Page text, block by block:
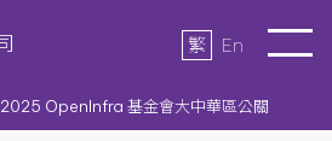
繁 En
2025 OpenInfra 基金會大中華區公關